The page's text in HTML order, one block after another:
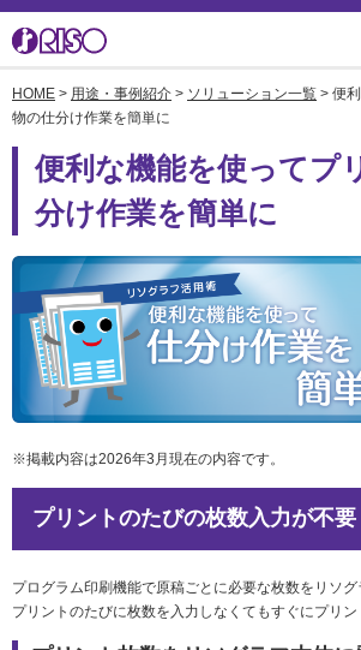
用途・事例紹介 トップ
導入事
素材
閉じる
サポート トップ
製品
ダウン
消耗品
知る・学ぶTOP
広報
数字
RISO
鹿島ア
閉じる
企業情報TOP
会社概
事業拠
あゆみ
採用情
環境へ
社会と
HOME > 用途・事例紹介 > ソリューション一覧 > 便
物の仕分け作業を簡単に
便利な機能を使ってプ
分け作業を簡単に
※掲載内容は2026年3月現在の内容です。
プリントのたびの枚数入力が不要
プログラム印刷機能で原稿ごとに必要な枚数をリソグ
プリントのたびに枚数を入力しなくてもすぐにプリン